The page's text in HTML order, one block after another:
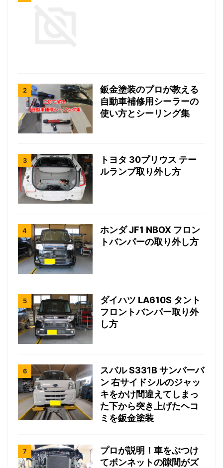
鈑金塗装のプロが教える
自動車補修用シーラーの
使い方とシーリング集
トヨタ 30プリウス テー
ルランプ取り外し方
ホンダ JF1 NBOX フロン
トバンパーの取り外し方
ダイハツ LA610S タント
フロントバンパー取り外
し方
スバル S331B サンバーバ
ン 右サイドシルのジャッ
キをかけ間違えてしまっ
た下から突き上げたヘコ
ミを鈑金塗装
プロが説明！車をぶつけ
てボンネットの隙間がズ